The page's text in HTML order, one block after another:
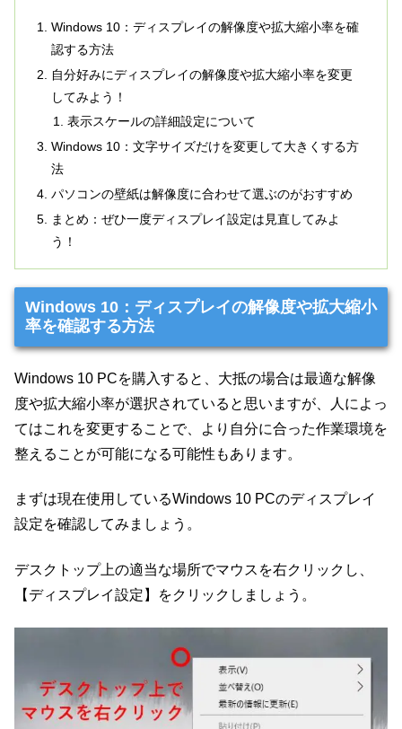
Windows 10：ディスプレイの解像度や拡大縮小率を確
認する方法
自分好みにディスプレイの解像度や拡大縮小率を変更
してみよう！
表示スケールの詳細設定について
Windows 10：文字サイズだけを変更して大きくする方
法
パソコンの壁紙は解像度に合わせて選ぶのがおすすめ
まとめ：ぜひ一度ディスプレイ設定は見直してみよ
う！
Windows 10：ディスプレイの解像度や拡大縮小
率を確認する方法
Windows 10 PCを購入すると、大抵の場合は最適な解像
度や拡大縮小率が選択されていると思いますが、人によっ
てはこれを変更することで、より自分に合った作業環境を
整えることが可能になる可能性もあります。
まずは現在使用しているWindows 10 PCのディスプレイ
設定を確認してみましょう。
デスクトップ上の適当な場所でマウスを右クリックし、
【ディスプレイ設定】をクリックしましょう。